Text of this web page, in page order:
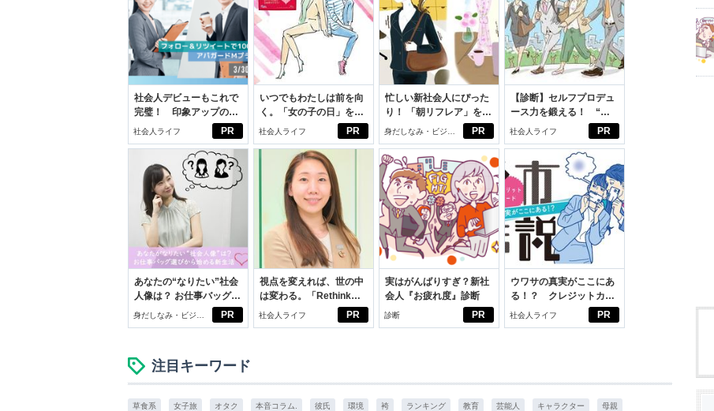
PR
社会人デビューもこれで
完璧！ 印象アップのセ
ルフプロデュース術
社会人ライフ PR
いつでもわたしは前を向
く。「女の子の日」を前
向きに♪社会人エリ・大
社会人ライフ PR
忙しい新社会人にぴった
り！ 「朝リフレア」をは
じめよう。しっかりニオ
イケアして24時間快適。
身だしなみ・ビジネ
スアイテム
PR
【診断】セルフプロデュ
ース力を鍛える！ “ジ
ブン観”診断
社会人ライフ
PR
あなたの“なりたい”社会
人像は？ お仕事バッグ選
びから始める新生活
身だしなみ・ビジネ
スアイテム
PR
視点を変えれば、世の中
は変わる。「Rethink
PROJECT」がつたえた
社会人ライフ PR
実はがんばりすぎ？新社
会人『お疲れ度』診断
診断 PR
ウワサの真実がここにあ
る！？ クレジットカー
ドの都市伝説
社会人ライフ
注目キーワード
草食系 女子旅 オタク 本音コラム. 彼氏 環境 袴 ランキング 教育 芸能人 キャラクター 母親